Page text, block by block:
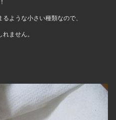
ような小さい種類なので、
ません。